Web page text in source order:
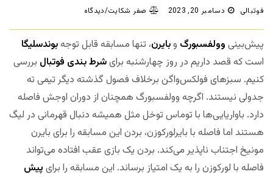
فوتبالی دسامبر 20, 2023 صفر شکایت/دیدگاه
پیش‌بینی وولفسبورگ وبایرن، تنها مسابقه قابل توجهبوندسلیگا
است که قصد داریم در روز چهارشنبه برایشرط بندی فوتبال بررسی
کنیم. سبزهای فولکس‌واگن برخلاف فصول گذشته دیگر تیمی ته
جدولی نیستند. اگرچه وولفسبورگ همچنان از دوران اوجش فاصله
دارد. باواریایی‌ها با توماس توخل مثل همیشه دنبال قهرمانی در لیگ
هستند اما فاصله با بایرلورکوزن، بردن این مسابقه را برای بایرن
مونیخ اجتناب ناپذیر می‌کند. بردن یک بازی عقب افتاده می‌تواند
فاصله با لورکوزن را به یک امتیاز برساند. این مسابقه را برای پیش